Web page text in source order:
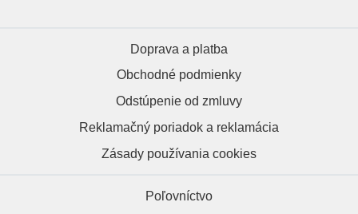
Doprava a platba
Obchodné podmienky
Odstúpenie od zmluvy
Reklamačný poriadok a reklamácia
Zásady používania cookies
Poľovníctvo